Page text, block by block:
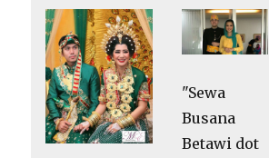
"Sewa
Busana
Betawi dot